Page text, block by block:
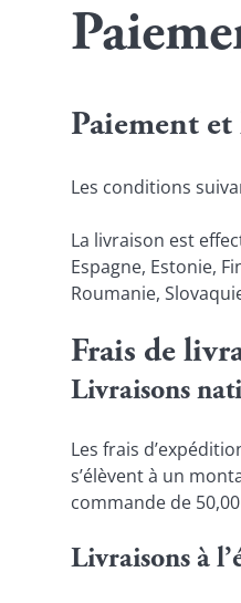
Paiement
&
Paiement
Les conditions
La livraison est
Espagne, Estonie,
Roumanie,
Frais de
Livraisons
Les frais
s’élèvent à un
commande de 50,00
Livraisons à